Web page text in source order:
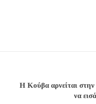
Η Κούβα αρνείται
να